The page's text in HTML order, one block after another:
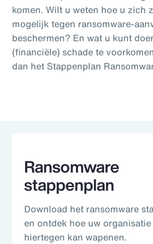
komen. Wilt u weten hoe u zich
mogelijk tegen ransomware-
beschermen? En wat u kunt
(financiële) schade te
dan het Stappenplan
Ransomware
stappenplan
Download het ransomware
en ontdek hoe uw
hiertegen kan wapenen.